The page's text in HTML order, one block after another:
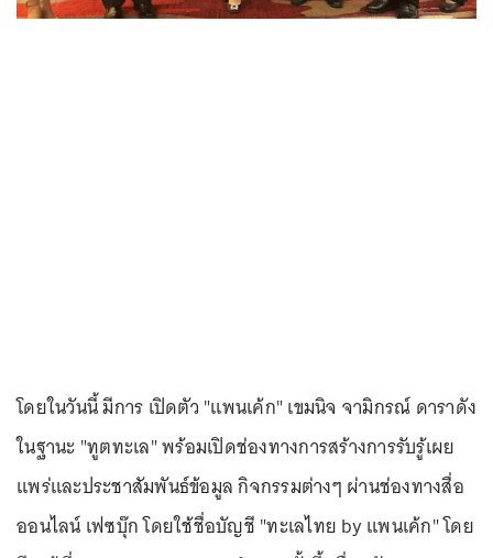
โดยในวันนี้ มีการ เปิดตัว "แพนเค้ก" เขมนิจ จามิกรณ์ ดาราดัง
ในฐานะ "ทูตทะเล" พร้อมเปิดช่องทางการสร้างการรับรู้เผย
แพร่และประชาสัมพันธ์ข้อมูล กิจกรรมต่างๆ ผ่านช่องทางสื่อ
ออนไลน์ เฟซบุ๊ก โดยใช้ชื่อบัญชี "ทะเลไทย by แพนเค้ก" โดย